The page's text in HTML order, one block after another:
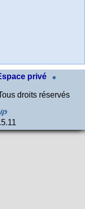
privé
droits réservés